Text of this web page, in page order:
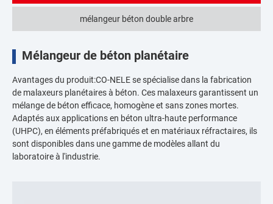
mélangeur béton double arbre
Mélangeur de béton planétaire
Avantages du produit:CO-NELE se spécialise dans la fabrication
de malaxeurs planétaires à béton. Ces malaxeurs garantissent un
mélange de béton efficace, homogène et sans zones mortes.
Adaptés aux applications en béton ultra-haute performance
(UHPC), en éléments préfabriqués et en matériaux réfractaires, ils
sont disponibles dans une gamme de modèles allant du
laboratoire à l'industrie.